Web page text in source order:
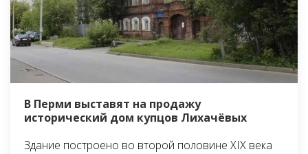
В Перми выставят на продажу
исторический дом купцов Лихачёвых
Здание построено во второй половине XIX века